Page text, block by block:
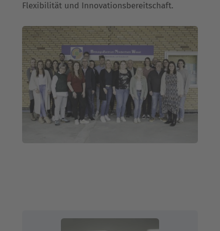
Flexibilität und Innovationsbereitschaft.